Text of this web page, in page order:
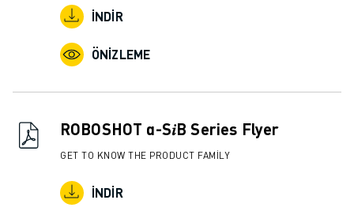
İNDIR
ÖNIZLEME
ROBOSHOT α-S𝑖B Series Flyer
GET TO KNOW THE PRODUCT FAMILY
İNDIR